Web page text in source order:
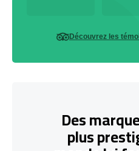
Découvrez les
Des
plus